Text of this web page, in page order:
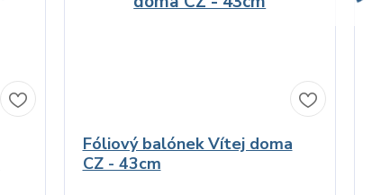
Fóliový balónek Vítej doma
CZ - 43cm